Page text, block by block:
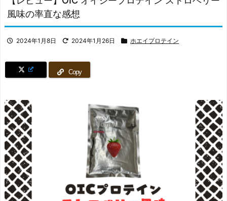
風味の率直な感想
2024年1月8日 2024年1月26日 ホエイプロテイン
Copy